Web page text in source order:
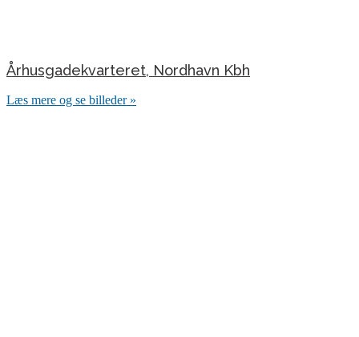
Århusgadekvarteret, Nordhavn Kbh
Læs mere og se billeder »